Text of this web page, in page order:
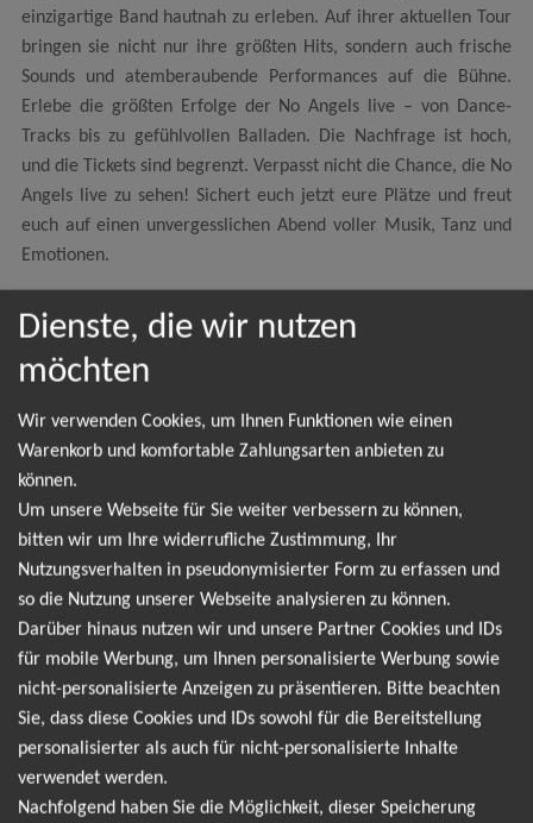
einzigartige Band hautnah zu erleben. Auf ihrer aktuellen Tour
bringen sie nicht nur ihre größten Hits, sondern auch frische
Sounds und atemberaubende Performances auf die Bühne.
Erlebe die größten Erfolge der No Angels live – von Dance-
Tracks bis zu gefühlvollen Balladen. Die Nachfrage ist hoch,
und die Tickets sind begrenzt. Verpasst nicht die Chance, die No
Angels live zu sehen! Sichert euch jetzt eure Plätze und freut
euch auf einen unvergesslichen Abend voller Musik, Tanz und
Emotionen.
Still In Love With You 2025
NEWSLETTER
Leider gibt es aktuell von No Angels keine
Termine. Wir informieren dich jedoch gerne
direkt, sobald es neue Termine gibt. Einfach hier
für den No Angels Newsletter anmelden und
keine Angebote und Tourdaten mehr verpassen!
Ich möchte den regelmäßig erscheinenden Newsletter
abonnieren und bin daher mit einer Speicherung meiner E-
Mail-Adresse zum Zweck der Zustellung des Newsletters
Dienste, die wir nutzen
möchten
Wir verwenden Cookies, um Ihnen Funktionen wie einen
Warenkorb und komfortable Zahlungsarten anbieten zu
können.
Um unsere Webseite für Sie weiter verbessern zu können,
bitten wir um Ihre widerrufliche Zustimmung, Ihr
Nutzungsverhalten in pseudonymisierter Form zu erfassen und
so die Nutzung unserer Webseite analysieren zu können.
Darüber hinaus nutzen wir und unsere Partner Cookies und IDs
für mobile Werbung, um Ihnen personalisierte Werbung sowie
nicht-personalisierte Anzeigen zu präsentieren. Bitte beachten
Sie, dass diese Cookies und IDs sowohl für die Bereitstellung
personalisierter als auch für nicht-personalisierte Inhalte
verwendet werden.
Nachfolgend haben Sie die Möglichkeit, dieser Speicherung